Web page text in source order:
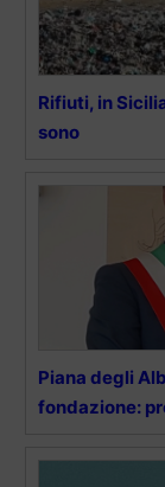
Rifiuti, in
sono
Piana degli
fondazione: